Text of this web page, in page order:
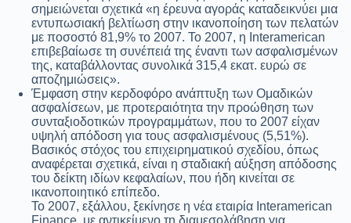
σημειώνεται σχετικά «η έρευνα αγοράς καταδεικνύει μια
εντυπωσιακή βελτίωση στην ικανοποίηση των πελατών
με ποσοστό 81,9% το 2007. Το 2007, η Interamerican
επιβεβαίωσε τη συνέπειά της έναντι των ασφαλισμένων
της, καταβάλλοντας συνολικά 315,4 εκατ. ευρώ σε
αποζημιώσεις».
Έμφαση στην κερδοφόρο ανάπτυξη των Ομαδικών
ασφαλίσεων, με προτεραιότητα την προώθηση των
συνταξιοδοτικών προγραμμάτων, που το 2007 είχαν
υψηλή απόδοση για τους ασφαλισμένους (5,51%).
Βασικός στόχος του επιχειρηματικού σχεδίου, όπως
αναφέρεται σχετικά, είναι η σταδιακή αύξηση απόδοσης
του δείκτη ιδίων κεφαλαίων, που ήδη κινείται σε
ικανοποιητικό επίπεδο.
Το 2007, εξάλλου, ξεκίνησε η νέα εταιρία Interamerican
Finance, με αντικείμενο τη διαμεσολάβηση για